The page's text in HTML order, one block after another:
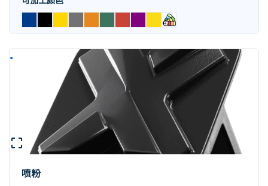
喷粉